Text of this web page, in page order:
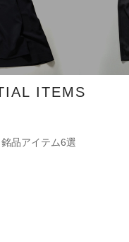
ITEMS
品アイテム6選